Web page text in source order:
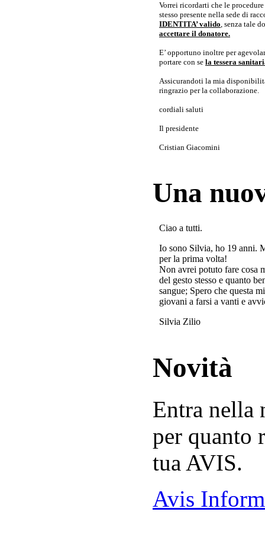
Vorrei ricordarti che le
stesso presente nella sede di
IDENTITA’ valido, senza tale
accettare il donatore.
E’ opportuno inoltre per
portare con se la tessera
Assicurandoti la mia
ringrazio per la collaborazione.
cordiali saluti
Il presidente
Cristian Giacomini
Una
Ciao a tutti.
Io sono Silvia, ho 19 anni.
per la prima volta!
Non avrei potuto fare cosa
del gesto stesso e quanto
sangue; Spero che questa
giovani a farsi a vanti e
Silvia Zilio
Novità
Entra nella
per quanto
tua AVIS.
Avis